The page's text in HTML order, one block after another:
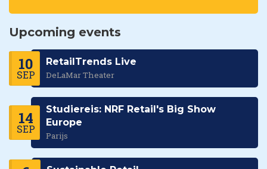
Upcoming events
10
SEP
RetailTrends Live
DeLaMar Theater
14
SEP
Studiereis: NRF Retail's Big Show
Europe
Parijs